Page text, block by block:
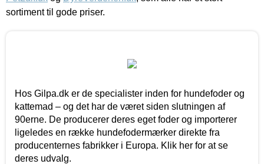
sortiment til gode priser.
Hos Gilpa.dk er de specialister inden for hundefoder og
kattemad – og det har de været siden slutningen af
90erne. De producerer deres eget foder og importerer
ligeledes en række hundefodermærker direkte fra
producenternes fabrikker i Europa. Klik her for at se
deres udvalg.